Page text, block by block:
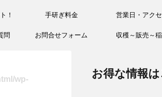
！ 手研ぎ料金 営業日・アク
問 お問合せフォーム 収穫～販売～
wp-
お得な情報